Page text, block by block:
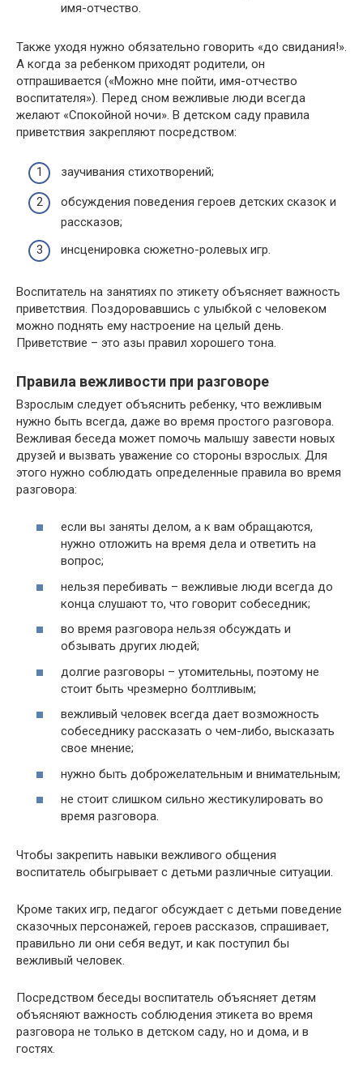
имя-отчество.
Также уходя нужно обязательно говорить «до свидания!».
А когда за ребенком приходят родители, он
отпрашивается («Можно мне пойти, имя-отчество
воспитателя»). Перед сном вежливые люди всегда
желают «Спокойной ночи». В детском саду правила
приветствия закрепляют посредством:
заучивания стихотворений;
обсуждения поведения героев детских сказок и
рассказов;
инсценировка сюжетно-ролевых игр.
Воспитатель на занятиях по этикету объясняет важность
приветствия. Поздоровавшись с улыбкой с человеком
можно поднять ему настроение на целый день.
Приветствие – это азы правил хорошего тона.
Правила вежливости при разговоре
Взрослым следует объяснить ребенку, что вежливым
нужно быть всегда, даже во время простого разговора.
Вежливая беседа может помочь малышу завести новых
друзей и вызвать уважение со стороны взрослых. Для
этого нужно соблюдать определенные правила во время
разговора:
если вы заняты делом, а к вам обращаются,
нужно отложить на время дела и ответить на
вопрос;
нельзя перебивать – вежливые люди всегда до
конца слушают то, что говорит собеседник;
во время разговора нельзя обсуждать и
обзывать других людей;
долгие разговоры – утомительны, поэтому не
стоит быть чрезмерно болтливым;
вежливый человек всегда дает возможность
собеседнику рассказать о чем-либо, высказать
свое мнение;
нужно быть доброжелательным и внимательным;
не стоит слишком сильно жестикулировать во
время разговора.
Чтобы закрепить навыки вежливого общения
воспитатель обыгрывает с детьми различные ситуации.
Кроме таких игр, педагог обсуждает с детьми поведение
сказочных персонажей, героев рассказов, спрашивает,
правильно ли они себя ведут, и как поступил бы
вежливый человек.
Посредством беседы воспитатель объясняет детям
объясняют важность соблюдения этикета во время
разговора не только в детском саду, но и дома, и в
гостях.